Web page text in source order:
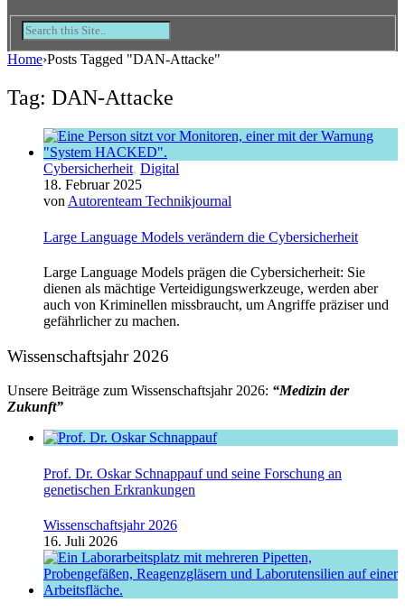
Home›Posts Tagged "DAN-Attacke"
Tag: DAN-Attacke
Cybersicherheit, Digital
18. Februar 2025
von Autorenteam Technikjournal
Large Language Models verändern die Cybersicherheit
Large Language Models prägen die Cybersicherheit: Sie
dienen als mächtige Verteidigungswerkzeuge, werden aber
auch von Kriminellen missbraucht, um Angriffe präziser und
gefährlicher zu machen.
Wissenschaftsjahr 2026
Unsere Beiträge zum Wissenschaftsjahr 2026: “Medizin der
Zukunft”
Prof. Dr. Oskar Schnappauf und seine Forschung an
genetischen Erkrankungen
Wissenschaftsjahr 2026
16. Juli 2026